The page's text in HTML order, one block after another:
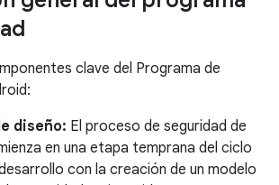
clave del Programa de
diseño: El proceso de seguridad de
en una etapa temprana del ciclo
con la creación de un modelo